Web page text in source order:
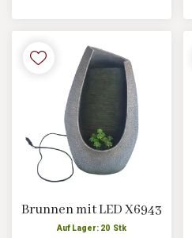
Brunnen mit LED X6943
Auf Lager: 20 Stk